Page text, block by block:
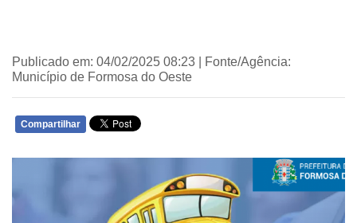
Publicado em: 04/02/2025 08:23 | Fonte/Agência:
Município de Formosa do Oeste
Compartilhar